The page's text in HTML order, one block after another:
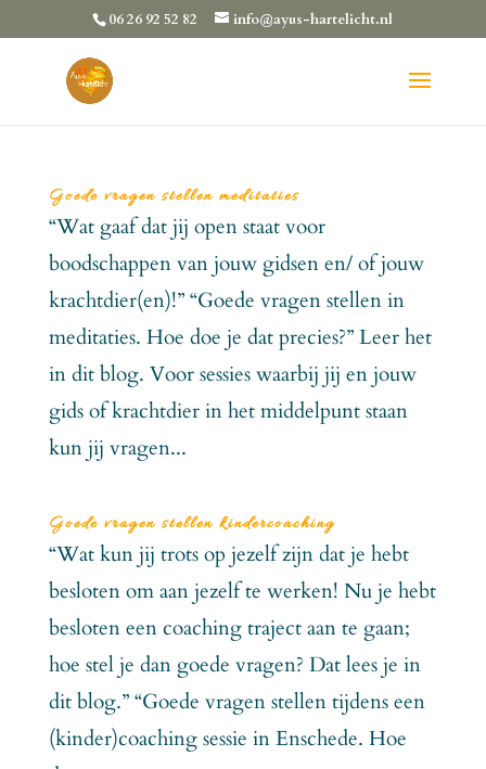
06 26 92 52 82 info@ayus-hartelicht.nl
Goede vragen stellen meditaties
“Wat gaaf dat jij open staat voor
boodschappen van jouw gidsen en/ of jouw
krachtdier(en)!” “Goede vragen stellen in
meditaties. Hoe doe je dat precies?” Leer het
in dit blog. Voor sessies waarbij jij en jouw
gids of krachtdier in het middelpunt staan
kun jij vragen...
Goede vragen stellen kindercoaching
“Wat kun jij trots op jezelf zijn dat je hebt
besloten om aan jezelf te werken! Nu je hebt
besloten een coaching traject aan te gaan;
hoe stel je dan goede vragen? Dat lees je in
dit blog.” “Goede vragen stellen tijdens een
(kinder)coaching sessie in Enschede. Hoe